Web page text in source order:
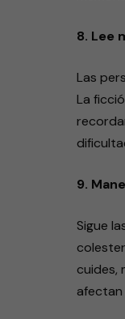
8. Lee
Las
La
9.
Sigue
cuides,
afectan